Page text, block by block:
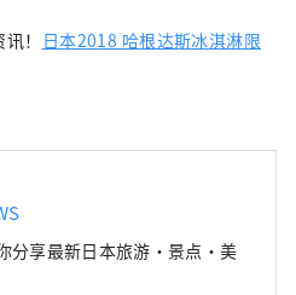
！ 日本2018 哈根达斯冰淇淋限
分享最新日本旅游・景点・美